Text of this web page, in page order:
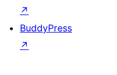
↗
BuddyPress
↗